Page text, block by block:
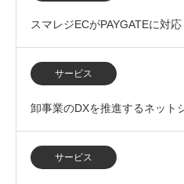
スマレジECがPAYGATEに対応
サービス
卸事業のDXを推進するネット
の業務提携を開始
サービス